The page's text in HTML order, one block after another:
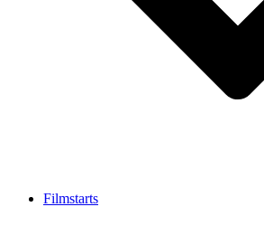
Filmstarts